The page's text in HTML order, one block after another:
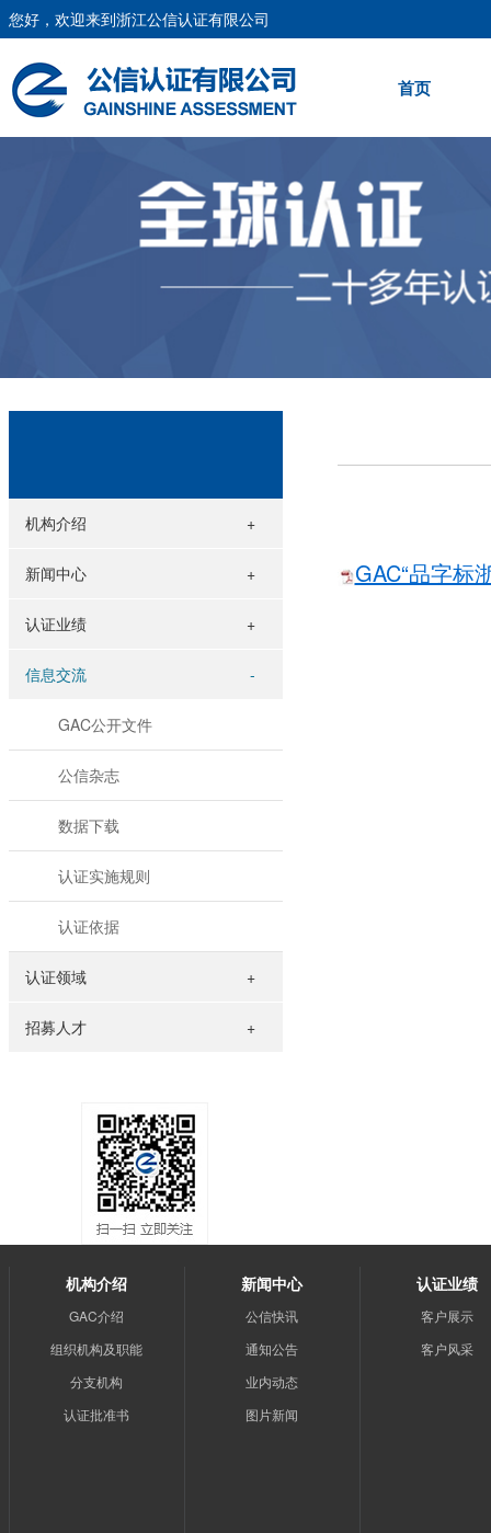
您好，欢迎来到浙江公信认证有限公司
首页
机构介绍
新闻中心
认证业绩
信息交流
GAC公开文件
公信杂志
数据下载
认证实施规则
认证依据
认证领域
招募人才
GAC“品字标
机构介绍
GAC介绍
组织机构及职能
分支机构
认证批准书
新闻中心
公信快讯
通知公告
业内动态
图片新闻
认证业绩
客户展示
客户风采